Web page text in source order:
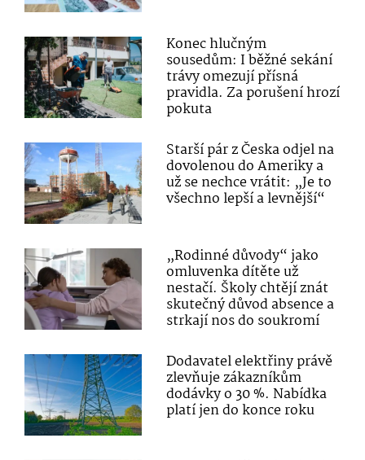
Konec hlučným
sousedům: I běžné sekání
trávy omezují přísná
pravidla. Za porušení hrozí
pokuta
Starší pár z Česka odjel na
dovolenou do Ameriky a
už se nechce vrátit: „Je to
všechno lepší a levnější“
„Rodinné důvody“ jako
omluvenka dítěte už
nestačí. Školy chtějí znát
skutečný důvod absence a
strkají nos do soukromí
Dodavatel elektřiny právě
zlevňuje zákazníkům
dodávky o 30 %. Nabídka
platí jen do konce roku